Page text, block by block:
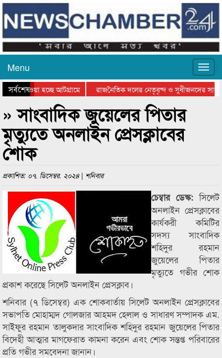
Menu
সর্বশেষ
যাওয়া হচ্ছে আটগ্রামে
রাজনৈতিক দলের নেতৃবৃন্দ ও সুধীজনদের সাথে
পুরস্কার বিতরণ সম্পন্ন
সিলেটে বাংলাদেশ গ্রুপ থিয়েটার
» সাংবাদিক জুয়েলের পিতার
মৃত্যুতে অনলাইন প্রেসক্লাবের
শোক
প্রকাশিত: ০৭. ডিসেম্বর. ২০২৪ | শনিবার
চেম্বার ডেস্ক:সিলেট
অনলাইন প্রেসক্লাবের
কার্যকরী কমিটির
সদস্য সাংবাদিক
শহিদুর রহমান
জুয়েলের পিতার
মৃত্যুতে গভীর শোক
প্রকাশ করেছে সিলেট অনলাইন প্রেসক্লাব।
শনিবার (৭ ডিসেম্বর) এক শোকবার্তায় সিলেট অনলাইন প্রেসক্লাবের
সভাপতি মোহাম্মদ গোলজার আহমদ হেলাল ও সাধারণ সম্পাদক এম.
সাইফুর রহমান তালুকদার সাংবাদিক শহিদুর রহমান জুয়েলের পিতার
বিদেহী আত্মার মাগফেরাত কামনা করেন এবং শোক সন্তপ্ত পরিবারের
প্রতি গভীর সমবেদনা জানান।